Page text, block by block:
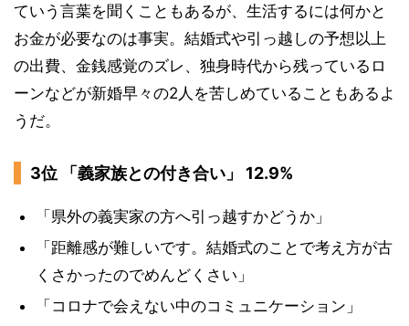
ていう言葉を聞くこともあるが、生活するには何かと
お金が必要なのは事実。結婚式や引っ越しの予想以上
の出費、金銭感覚のズレ、独身時代から残っているロ
ーンなどが新婚早々の2人を苦しめていることもあるよ
うだ。
3位 「義家族との付き合い」 12.9%
「県外の義実家の方へ引っ越すかどうか」
「距離感が難しいです。結婚式のことで考え方が古
くさかったのでめんどくさい」
「コロナで会えない中のコミュニケーション」